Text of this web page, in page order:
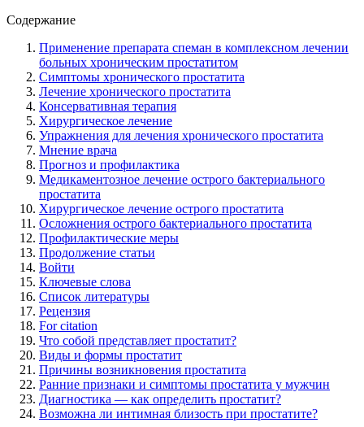
Содержание
Применение препарата спеман в комплексном лечении
больных хроническим простатитом
Симптомы хронического простатита
Лечение хронического простатита
Консервативная терапия
Хирургическое лечение
Упражнения для лечения хронического простатита
Мнение врача
Прогноз и профилактика
Медикаментозное лечение острого бактериального
простатита
Хирургическое лечение острого простатита
Осложнения острого бактериального простатита
Профилактические меры
Продолжение статьи
Войти
Ключевые слова
Список литературы
Рецензия
For citation
Что собой представляет простатит?
Виды и формы простатит
Причины возникновения простатита
Ранние признаки и симптомы простатита у мужчин
Диагностика — как определить простатит?
Возможна ли интимная близость при простатите?